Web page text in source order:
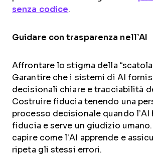
senza codice.
Guidare con trasparenza nell’AI
Affrontare lo stigma della “scatola
Garantire che i sistemi di AI
decisionali chiare e tracciabilità
Costruire fiducia tenendo una
processo decisionale quando l’AI
fiducia e serve un giudizio
capire come l’AI apprende e
ripeta gli stessi errori.